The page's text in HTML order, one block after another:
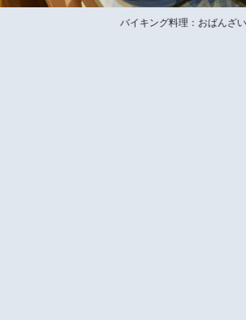
バイキング料理：おばんざい